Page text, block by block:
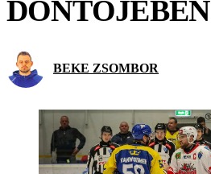
DÖNTŐJÉBEN
BEKE ZSOMBOR